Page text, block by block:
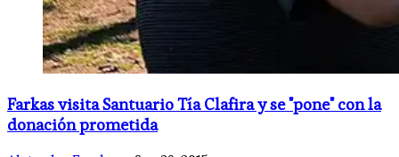
​Farkas visita Santuario Tía Clafira y se "pone" con la
donación prometida